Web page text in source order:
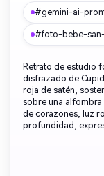
#gemini-ai-
#foto-bebe-
Retrato de estudio
disfrazado de
roja de satén,
sobre una
de corazones, luz
profundidad,